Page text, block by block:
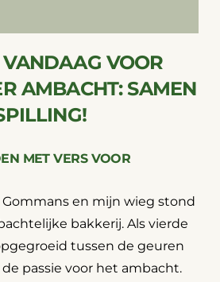
VOOR
AMBACHT: SAMEN
MET VERS VOOR
Gommans en mijn wieg stond
bakkerij. Als vierde
tussen de geuren
passie voor het ambacht.